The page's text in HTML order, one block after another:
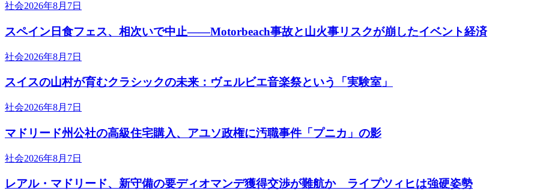
社会2026年8月7日
スペイン日食フェス、相次いで中止――Motorbeach事故と山火事リスクが崩したイベント経済
社会2026年8月7日
スイスの山村が育むクラシックの未来：ヴェルビエ音楽祭という「実験室」
社会2026年8月7日
マドリード州公社の高級住宅購入、アユソ政権に汚職事件「プニカ」の影
社会2026年8月7日
レアル・マドリード、新守備の要ディオマンデ獲得交渉が難航か ライプツィヒは強硬姿勢